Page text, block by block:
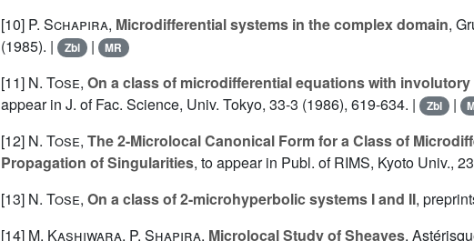
[10] P. Schapira, Microdifferential systems in the complex domain,
(1985). |
Zbl | MR
[11] N. Tose, On a class of microdifferential equations with
appear in J. of Fac. Science, Univ. Tokyo, 33-3 (1986), 619-634. |
Zbl |
[12] N. Tose, The 2-Microlocal Canonical Form for a Class of
Propagation of Singularities, to appear in Publ. of RIMS, Kyoto Univ.,
[13] N. Tose, On a class of 2-microhyperbolic systems I and II,
[14] M. Kashiwara, P. Shapira, Microlocal Study of Sheaves,